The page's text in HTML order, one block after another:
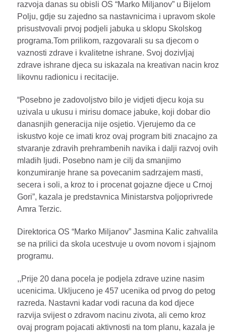
razvoja danas su obisli OS “Marko Miljanov” u Bijelom
Polju, gdje su zajedno sa nastavnicima i upravom skole
prisustvovali prvoj podjeli jabuka u sklopu Skolskog
programa.Tom prilikom, razgovarali su sa djecom o
vaznosti zdrave i kvalitetne ishrane. Svoj dozivljaj
zdrave ishrane djeca su iskazala na kreativan nacin kroz
likovnu radionicu i recitacije.
“Posebno je zadovoljstvo bilo je vidjeti djecu koja su
uzivala u ukusu i mirisu domace jabuke, koji dobar dio
danasnjih generacija nije osjetio. Vjerujemo da ce
iskustvo koje ce imati kroz ovaj program biti znacajno za
stvaranje zdravih prehrambenih navika i dalji razvoj ovih
mladih ljudi. Posebno nam je cilj da smanjimo
konzumiranje hrane sa povecanim sadrzajem masti,
secera i soli, a kroz to i procenat gojazne djece u Crnoj
Gori”, kazala je predstavnica Ministarstva poljoprivrede
Amra Terzic.
Direktorica OS “Marko Miljanov” Jasmina Kalic zahvalila
se na prilici da skola ucestvuje u ovom novom i sjajnom
programu.
,,Prije 20 dana pocela je podjela zdrave uzine nasim
ucenicima. Ukljuceno je 457 ucenika od prvog do petog
razreda. Nastavni kadar vodi racuna da kod djece
razvija svijest o zdravom nacinu zivota, ali cemo kroz
ovaj program pojacati aktivnosti na tom planu, kazala je